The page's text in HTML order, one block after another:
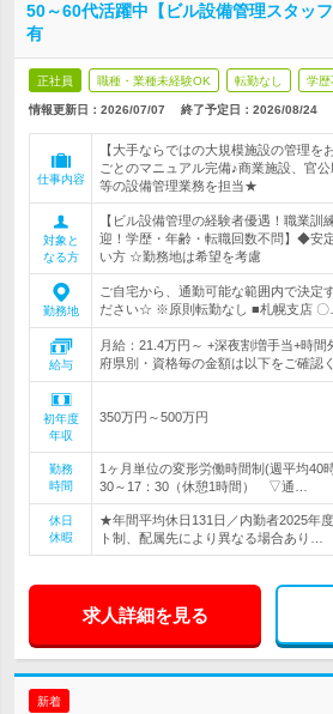
50～60代活躍中【ビル設備管理スタッ
有
正社員 職種・業種未経験OK 転勤なし 学歴
情報更新日：2026/07/07 終了予定日： 2026/08/24
仕事内容
【大手ならではの大規模施設の管理を
ごとのマニュアル完備♪商業施設、官
等の設備管理業務を担当★
対象と
なる方
【ビル設備管理の経験者優遇！職業訓
迎！学歴・年齢・転職回数不問】◆安
い方 ☆勤務地は希望を考慮
勤務地
ご自宅から、通勤可能な範囲内で決定
ださい☆ ※原則転勤なし ■札幌支店 〇
給与
月給：21.4万円～ +深夜割増手当+時
府県別・資格毎の金額は以下をご確
初年度
年収
350万円～500万円
勤務
時間
1ヶ月単位の変形労働時間制(週平均40
30～17：30（休憩1時間） ▽通…
休日
休暇
★年間平均休日131日／内勤者2025年
ト制、配属先により異なる場合あり…
求人詳細を見る
新着